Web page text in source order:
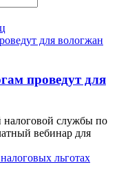
проведут для
налоговой службы по
вебинар для